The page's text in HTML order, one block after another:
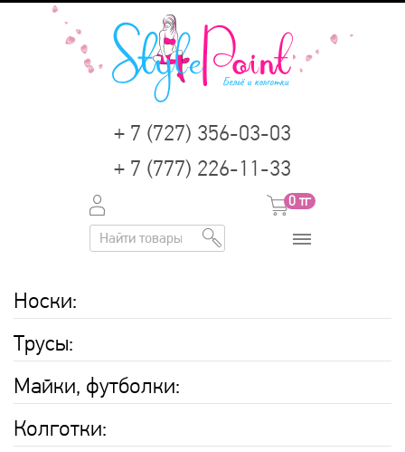
+ 7 (727) 356-03-03
+ 7 (777) 226-11-33
0 тг
Носки:
Трусы:
Майки, футболки:
Колготки: